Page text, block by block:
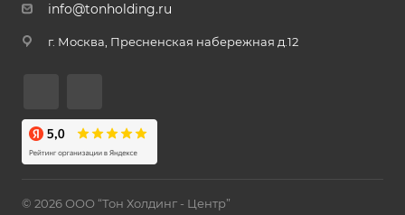
info@tonholding.ru
г. Москва, Пресненская набережная д.12
© 2026 ООО “Тон Холдинг - Центр”